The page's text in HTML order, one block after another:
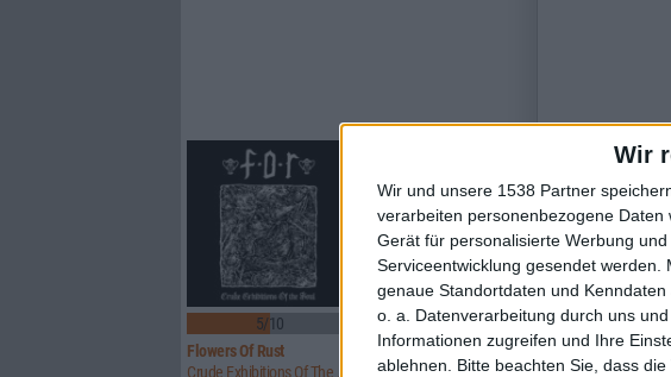
Wir
Wir und unsere 1538 Partner
verarbeiten personenbezogene
Gerät für personalisierte Werbung
Serviceentwicklung gesendet werden.
genaue Standortdaten und
o. a. Datenverarbeitung durch uns
Informationen zugreifen und Ihre
ablehnen.
Bitte beachten Sie, dass
5/10
Flowers Of Rust
8/10
Xandria
Eclipse